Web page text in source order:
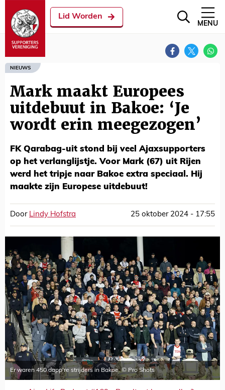
Lid Worden
MENU
NIEUWS
Mark maakt Europees
uitdebuut in Bakoe: ‘Je
wordt erin meegezogen’
FK Qarabag-uit stond bij veel Ajaxsupporters
op het verlanglijstje. Voor Mark (67) uit Rijen
werd het tripje naar Bakoe extra speciaal. Hij
maakte zijn Europese uitdebuut!
Door Lindy Hofstra 25 oktober 2024 - 17:55
Er waren 450 dapp're strijders in Bakoe. © Pro Shots